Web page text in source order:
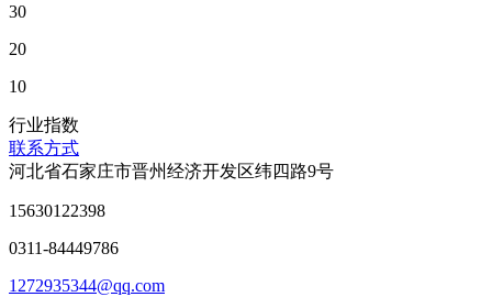
30
20
10
行业指数
联系方式
河北省石家庄市晋州经济开发区纬四路9号
15630122398
0311-84449786
1272935344@qq.com